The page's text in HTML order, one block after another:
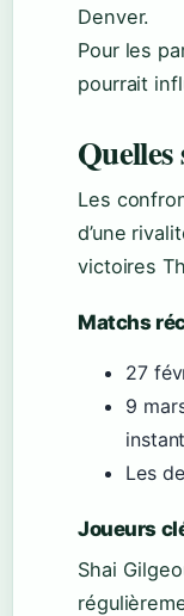
Denver.
Pour les
pourrait
Les
d’une
victoires
Matchs
27
9
Les
Joueurs
Shai